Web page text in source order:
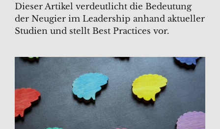
Dieser Artikel verdeutlicht die Bedeutung
der Neugier im Leadership anhand aktueller
Studien und stellt Best Practices vor.